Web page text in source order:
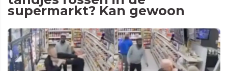
supermarkt? Kan gewoon